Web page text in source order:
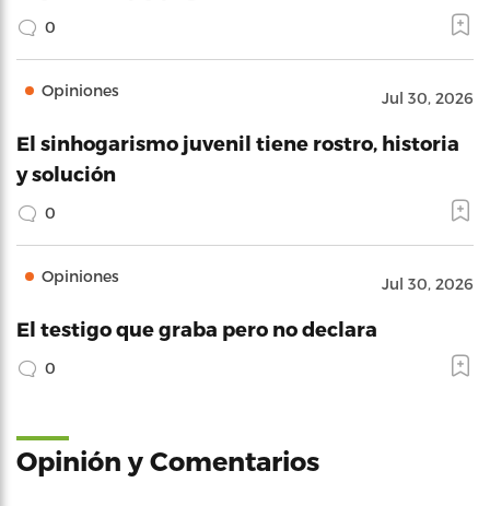
0
Opiniones Jul 30, 2026
El sinhogarismo juvenil tiene rostro, historia
y solución
0
Opiniones Jul 30, 2026
El testigo que graba pero no declara
0
Opinión y Comentarios